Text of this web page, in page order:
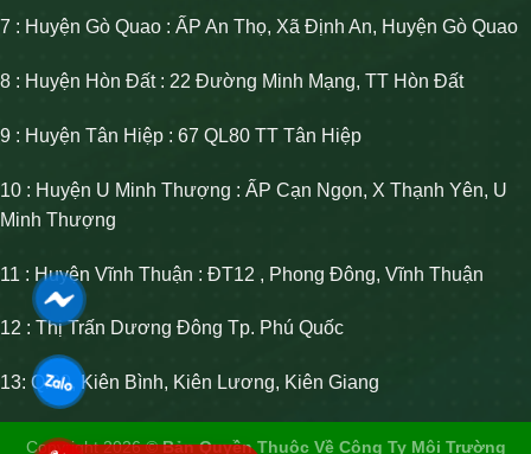
7 : Huyện Gò Quao : ẤP An Thọ, Xã Định An, Huyện Gò Quao
8 : Huyện Hòn Đất : 22 Đường Minh Mạng, TT Hòn Đất
9 : Huyện Tân Hiệp : 67 QL80 TT Tân Hiệp
10 : Huyện U Minh Thượng : ẤP Cạn Ngọn, X Thạnh Yên, U
Minh Thượng
11 : Huyện Vĩnh Thuận : ĐT12 , Phong Đông, Vĩnh Thuận
12 : Thị Trấn Dương Đông Tp. Phú Quốc
13: Ql80, Kiên Bình, Kiên Lương, Kiên Giang
Copyright 2026 ©Bản Quyền Thuộc Về Công Ty Môi Trường